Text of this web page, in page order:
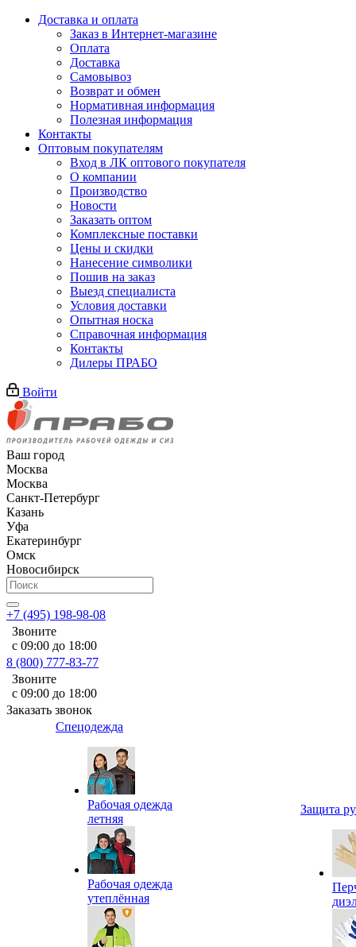
Доставка и оплата
Заказ в Интернет-магазине
Оплата
Доставка
Самовывоз
Возврат и обмен
Нормативная информация
Полезная информация
Контакты
Оптовым покупателям
Вход в ЛК оптового покупателя
О компании
Производство
Новости
Заказать оптом
Комплексные поставки
Цены и скидки
Нанесение символики
Пошив на заказ
Выезд специалиста
Условия доставки
Опытная носка
Справочная информация
Контакты
Дилеры ПРАБО
Войти
Ваш город
Москва
Москва
Санкт-Петербург
Казань
Уфа
Екатеринбург
Омск
Новосибирск
+7 (495) 198-98-08
Звоните
с 09:00 до 18:00
8 (800) 777-83-77
Звоните
с 09:00 до 18:00
Заказать звонок
Спецодежда
Рабочая одежда
летняя
Рабочая одежда
утеплённая
Защита